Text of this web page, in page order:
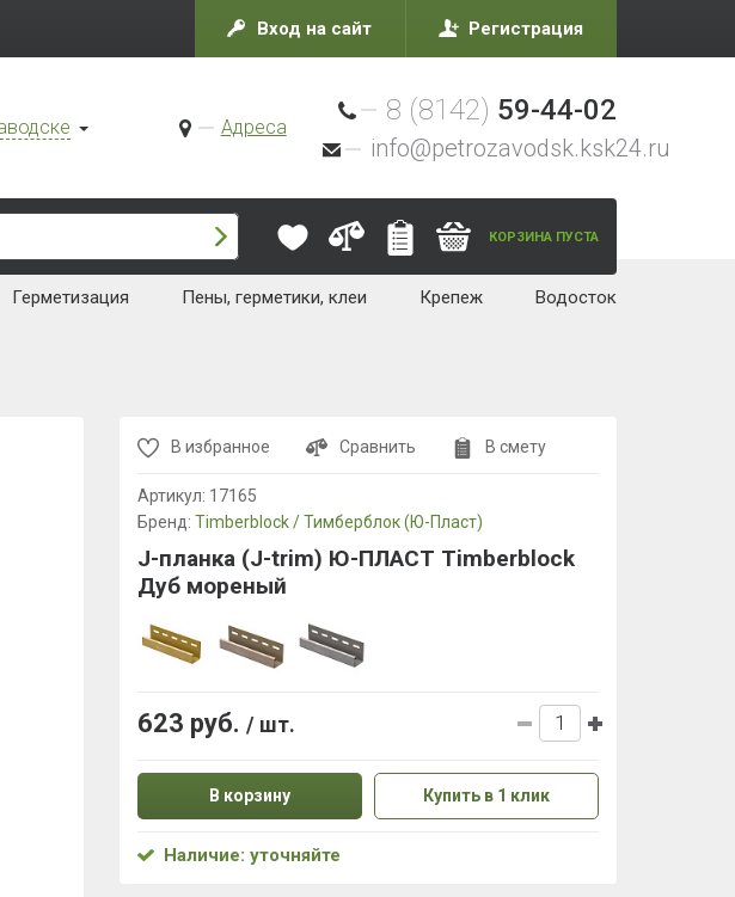
Вход на сайт Регистрация
Адреса
8 (8142) 59-44-02
info@petrozavodsk.ksk24.ru
КОРЗИНА ПУСТА
Герметизация Пены, герметики, клеи Крепеж Водосток
В избранное Сравнить В смету
Артикул: 17165
Бренд: Timberblock / Тимберблок (Ю-Пласт)
J-планка (J-trim) Ю-ПЛАСТ Timberblock
Дуб мореный
623 руб. / шт.
В корзину Купить в 1 клик
Наличие: уточняйте